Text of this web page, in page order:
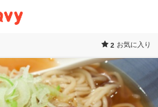
2 お気に入り